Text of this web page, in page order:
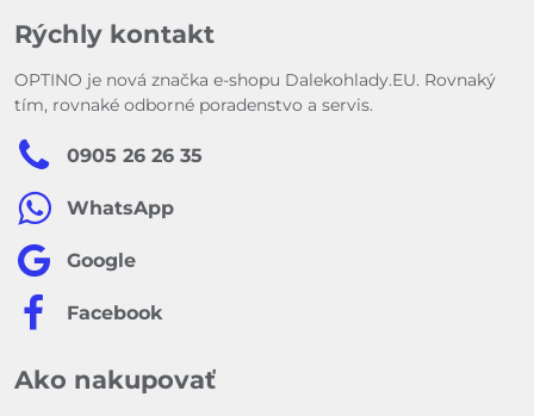
Rýchly kontakt
OPTINO je nová značka e-shopu Dalekohlady.EU. Rovnaký
tím, rovnaké odborné poradenstvo a servis.
0905 26 26 35
WhatsApp
Google
Facebook
Ako nakupovať